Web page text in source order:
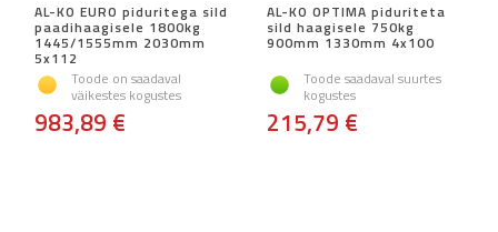
AL-KO EURO piduritega sild
paadihaagisele 1800kg
1445/1555mm 2030mm
5x112
Toode on saadaval
väikestes kogustes
983,89 €
AL-KO OPTIMA piduriteta
sild haagisele 750kg
900mm 1330mm 4x100
Toode saadaval suurtes
kogustes
215,79 €